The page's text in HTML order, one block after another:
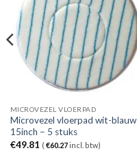
MICROVEZEL VLOERPAD
Microvezel vloerpad wit-blauw
15inch – 5 stuks
€49.81 ( €60.27incl. btw)